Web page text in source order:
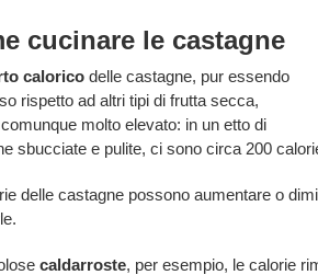
cucinare le castagne
caloricodelle castagne, pur essendo
rispetto ad altri tipi di frutta secca,
molto elevato: in un etto di
sbucciate e pulite, ci sono circa 200
delle castagne possono aumentare o
caldarroste, per esempio, le calorie